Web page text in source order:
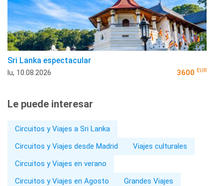
Sri Lanka espectacular
lu, 10.08.2026 3600 EUR
Le puede interesar
Circuitos y Viajes a Sri Lanka
Circuitos y Viajes desde Madrid
Viajes culturales
Circuitos y Viajes en verano
Circuitos y Viajes en Agosto
Grandes Viajes